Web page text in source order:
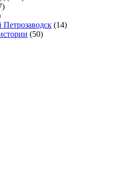
(14)
(50)